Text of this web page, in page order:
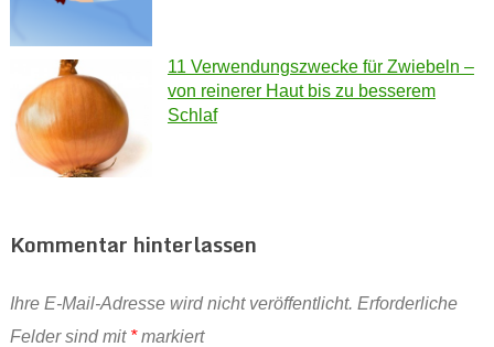
11 Verwendungszwecke für Zwiebeln –
von reinerer Haut bis zu besserem
Schlaf
Kommentar hinterlassen
Ihre E-Mail-Adresse wird nicht veröffentlicht. Erforderliche
Felder sind mit *markiert